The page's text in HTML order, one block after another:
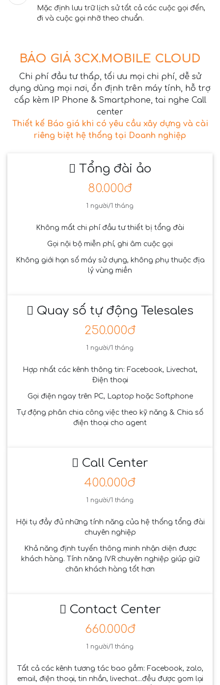
Mặc định lưu trữ lịch sử tất cả các cuộc gọi đến,
đi và cuộc gọi nhỡ theo chuẩn.
BÁO GIÁ 3CX.MOBILE CLOUD
Chi phí đầu tư thấp, tối ưu mọi chi phí, dễ sử
dụng dùng mọi nơi, ổn định trên máy tính, hỗ trợ
cấp kèm IP Phone & Smartphone, tai nghe Call
center
Thiết kế Báo giá khi có yêu cầu xây dựng và cài
riêng biệt hệ thống tại Doanh nghiệp
Tổng đài ảo
80.000đ
1 người/1 tháng
Không mất chi phí đầu tư thiết bị tổng đài
Gọi nội bộ miễn phí, ghi âm cuộc gọi
Không giới hạn số máy sử dụng, không phụ thuộc địa
lý vùng miền
Quay số tự động Telesales
250.000đ
1 người/1 tháng
Hợp nhất các kênh thông tin: Facebook, Livechat,
Điện thoại
Gọi điện ngay trên PC, Laptop hoặc Softphone
Tự động phân chia công việc theo kỹ năng & Chia số
điện thoại cho agent
Call Center
400.000đ
1 người/1 tháng
Hội tụ đầy đủ những tính năng của hệ thống tổng đài
chuyên nghiệp
Khả năng định tuyến thông minh nhận diện được
khách hàng. Tính năng IVR chuyên nghiệp giúp giữ
chân khách hàng tốt hơn
Contact Center
660.000đ
1 người/1 tháng
Tất cả các kênh tương tác bao gồm: Facebook, zalo,
email, điện thoại, tin nhắn, livechat...đều được gom lại